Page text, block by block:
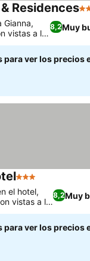
Residences4
8,2Muy
Gianna,
vistas a la
para ver los precios
3 Estrellas
8,2Muy
el hotel,
vistas a la
para ver los precios